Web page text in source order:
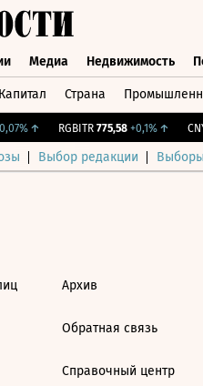
Медиа Недвижимость
Капитал Страна
↑ RGBITR 775,58 +0,1%↑
Выбор редакции
Архив
Обратная связь
Справочный центр